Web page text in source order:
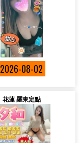
2026-08-02
花蓮 羅東定點